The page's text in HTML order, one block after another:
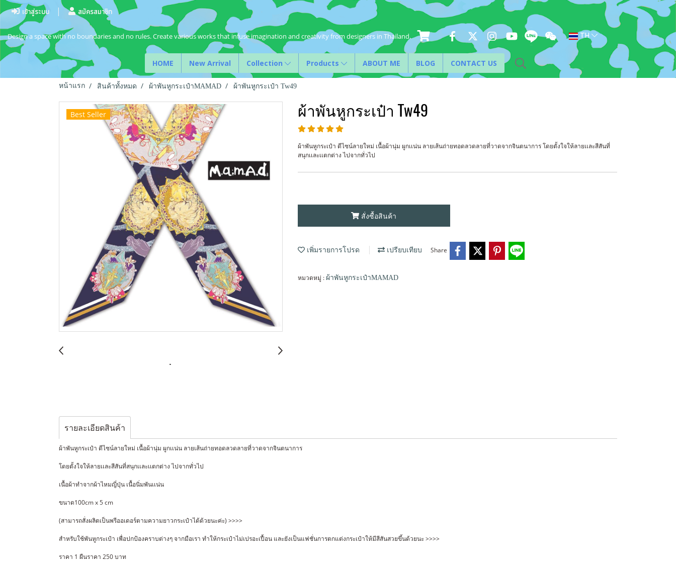
เข้าสู่ระบบ สมัครสมาชิก
Design a space with no boundaries and no rules. Create various works that infuse imagination and creativity from designers in Thailand. TH
HOME New Arrival Collection Products ABOUT ME BLOG CONTACT US
หน้าแรก สินค้าทั้งหมด ผ้าพันหูกระเป๋าMAMAD ผ้าพันหูกระเป๋า Tw49
Best Seller ผ้าพันหูกระเป๋า Tw49
ผ้าพันหูกระเป๋า ดีไซน์ลายใหม่ เนื้อผ้านุ่ม ผูกเเน่น ลายเส้นถ่ายทอดลวดลายที่วาดจากจินตนาการ โดยตั้งใจให้ลายเเละสีสันที่
สนุกเเละเเตกต่าง ไปจากทั่วไป
สั่งซื้อสินค้า
เพิ่มรายการโปรด เปรียบเทียบ Share
หมวดหมู่ : ผ้าพันหูกระเป๋าMAMAD
รายละเอียดสินค้า
ผ้าพันหูกระเป๋า ดีไซน์ลายใหม่ เนื้อผ้านุ่ม ผูกเเน่น ลายเส้นถ่ายทอดลวดลายที่วาดจากจินตนาการ
โดยตั้งใจให้ลายเเละสีสันที่สนุกเเละเเตกต่าง ไปจากทั่วไป
เนื้อผ้าทำจากผ้าไหมญี่ปุ่น เนื้อนิ่มพันเเน่น
ขนาด100cm x 5 cm
(สามารถสั่งผลิตเป็นพรีออเดอร์ตามความยาวกระเป๋าได้ด้วยนะค่ะ) >>>>
สำหรับใช้พันหูกระเป๋า เพื่อปกป้องคราบต่างๆ จากมือเรา ทำให้กระเป๋าไม่เปรอะเปื้อน และยังเป็นแฟชั่นการตกแต่งกระเป๋าให้มีสีสันสวยขึ้นด้วยนะ >>>>
ราคา 1 ผืนราคา 250 บาท